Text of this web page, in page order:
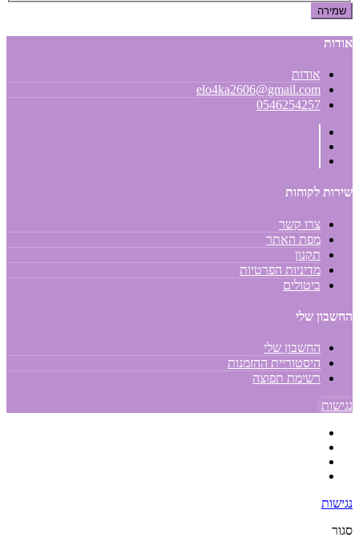
שמירה
אודות
אודות
elo4ka2606@gmail.com
0546254257
שירות לקוחות
צרו קשר
מפת האתר
תקנון
מדיניות הפרטיות
ביטולים
החשבון שלי
החשבון שלי
היסטוריית ההזמנות
רשימת תפוצה
נגישות
נגישות
סגור